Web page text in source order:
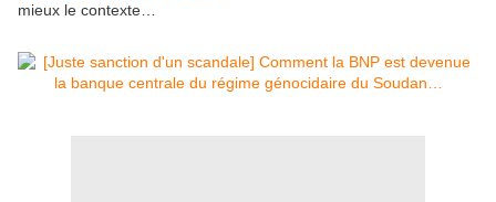
mieux le contexte…